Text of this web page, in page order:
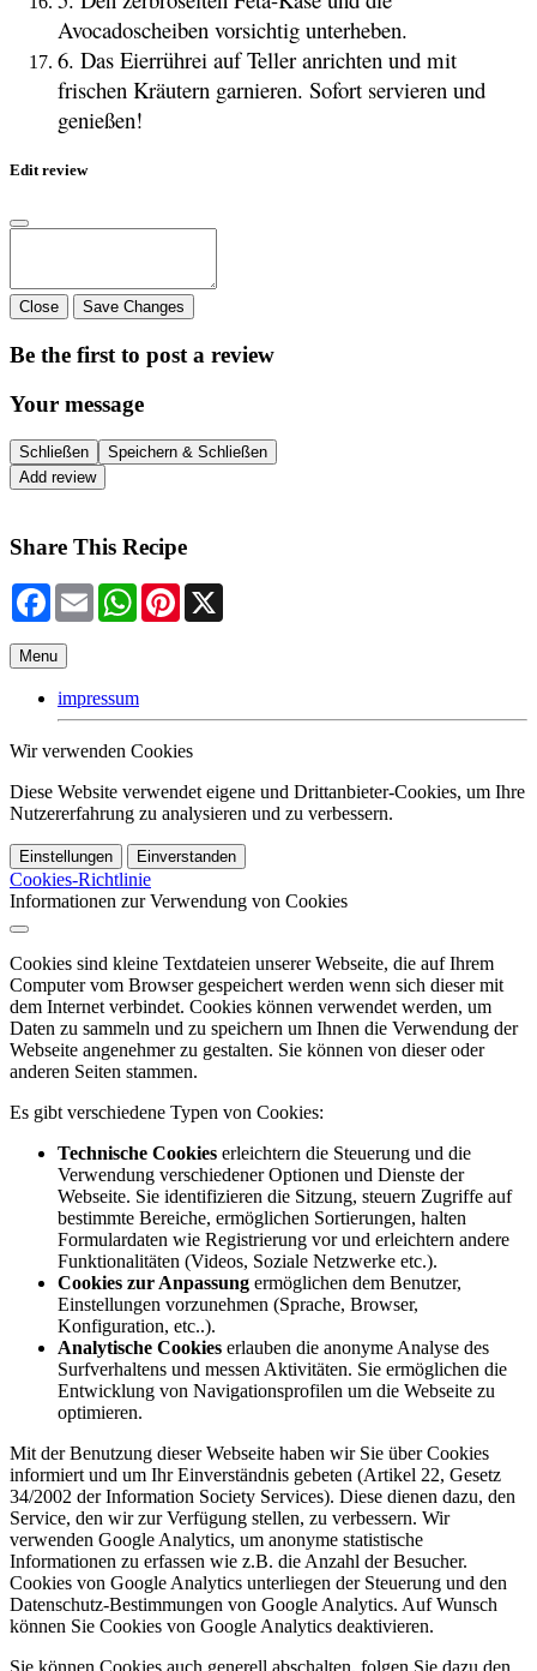
Avocadoscheiben vorsichtig unterheben.
6. Das Eierrührei auf Teller anrichten und mit
frischen Kräutern garnieren. Sofort servieren und
genießen!
Edit review
Close Save Changes
Be the first to post a review
Your message
Schließen
Speichern & Schließen
Add review
Share This Recipe
Facebook
Email WhatsApp
Pinterest
Menu
impressum
Wir verwenden Cookies
Diese Website verwendet eigene und Drittanbieter-Cookies, um Ihre
Nutzererfahrung zu analysieren und zu verbessern.
Einstellungen Einverstanden
Cookies-Richtlinie
Informationen zur Verwendung von Cookies
Cookies sind kleine Textdateien unserer Webseite, die auf Ihrem
Computer vom Browser gespeichert werden wenn sich dieser mit
dem Internet verbindet. Cookies können verwendet werden, um
Daten zu sammeln und zu speichern um Ihnen die Verwendung der
Webseite angenehmer zu gestalten. Sie können von dieser oder
anderen Seiten stammen.
Es gibt verschiedene Typen von Cookies:
Technische Cookies erleichtern die Steuerung und die
Verwendung verschiedener Optionen und Dienste der
Webseite. Sie identifizieren die Sitzung, steuern Zugriffe auf
bestimmte Bereiche, ermöglichen Sortierungen, halten
Formulardaten wie Registrierung vor und erleichtern andere
Funktionalitäten (Videos, Soziale Netzwerke etc.).
Cookies zur Anpassung ermöglichen dem Benutzer,
Einstellungen vorzunehmen (Sprache, Browser,
Konfiguration, etc..).
Analytische Cookies erlauben die anonyme Analyse des
Surfverhaltens und messen Aktivitäten. Sie ermöglichen die
Entwicklung von Navigationsprofilen um die Webseite zu
optimieren.
Mit der Benutzung dieser Webseite haben wir Sie über Cookies
informiert und um Ihr Einverständnis gebeten (Artikel 22, Gesetz
34/2002 der Information Society Services). Diese dienen dazu, den
Service, den wir zur Verfügung stellen, zu verbessern. Wir
verwenden Google Analytics, um anonyme statistische
Informationen zu erfassen wie z.B. die Anzahl der Besucher.
Cookies von Google Analytics unterliegen der Steuerung und den
Datenschutz-Bestimmungen von Google Analytics. Auf Wunsch
können Sie Cookies von Google Analytics deaktivieren.
Sie können Cookies auch generell abschalten, folgen Sie dazu den